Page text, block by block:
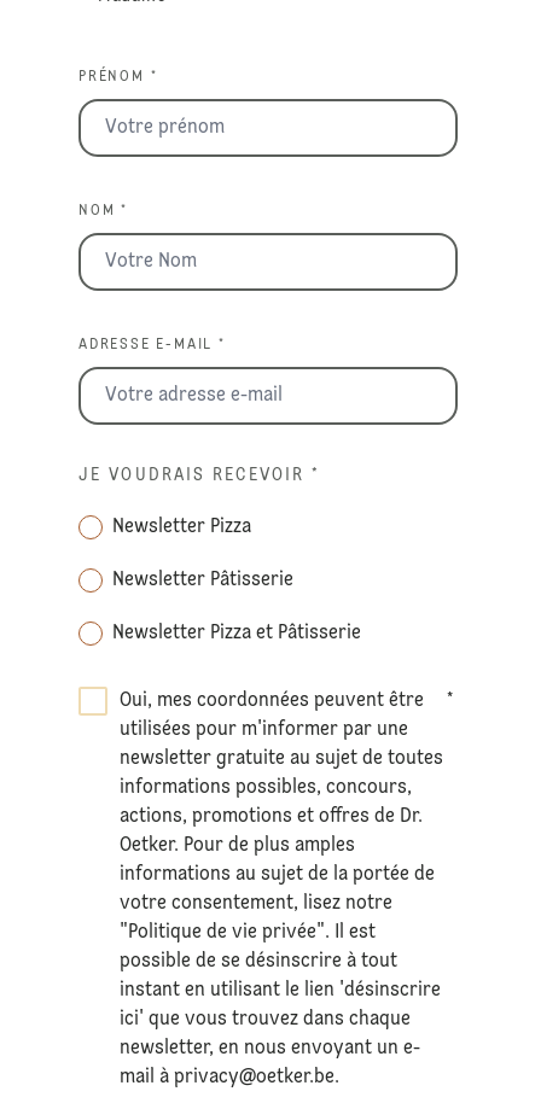
PRÉNOM *
NOM *
ADRESSE E-MAIL *
JE VOUDRAIS RECEVOIR *
Newsletter Pizza
Newsletter Pâtisserie
Newsletter Pizza et Pâtisserie
Oui, mes coordonnées peuvent être
utilisées pour m'informer par une
newsletter gratuite au sujet de toutes
informations possibles, concours,
actions, promotions et offres de Dr.
Oetker. Pour de plus amples
informations au sujet de la portée de
votre consentement, lisez notre
"Politique de vie privée". Il est
possible de se désinscrire à tout
instant en utilisant le lien 'désinscrire
ici' que vous trouvez dans chaque
newsletter, en nous envoyant un e-
mail àprivacy@oetker.be.
*